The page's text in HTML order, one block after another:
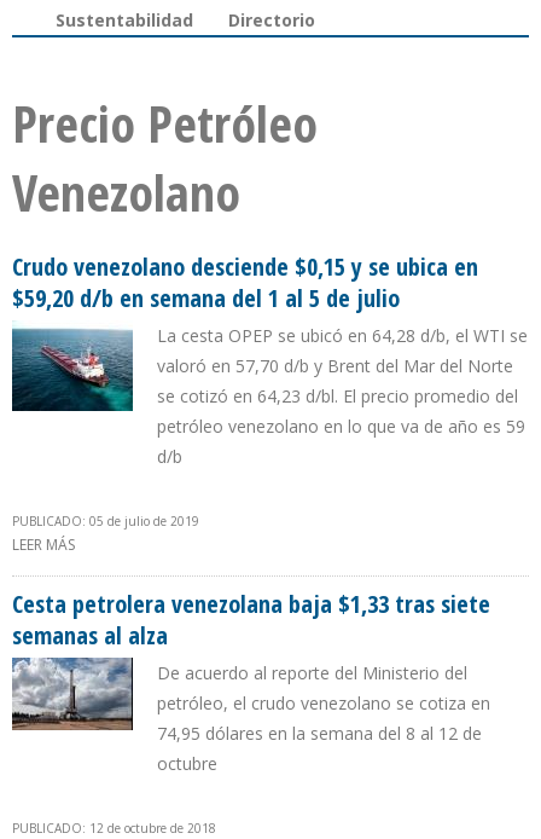
Sustentabilidad
Directorio
Precio Petróleo
Venezolano
Crudo venezolano desciende $0,15 y se ubica en
$59,20 d/b en semana del 1 al 5 de julio
La cesta OPEP se ubicó en 64,28 d/b, el WTI se
valoró en 57,70 d/b y Brent del Mar del Norte
se cotizó en 64,23 d/bl. El precio promedio del
petróleo venezolano en lo que va de año es 59
d/b
PUBLICADO: 05 de julio de 2019
LEER MÁS
Cesta petrolera venezolana baja $1,33 tras siete
semanas al alza
De acuerdo al reporte del Ministerio del
petróleo, el crudo venezolano se cotiza en
74,95 dólares en la semana del 8 al 12 de
octubre
PUBLICADO: 12 de octubre de 2018